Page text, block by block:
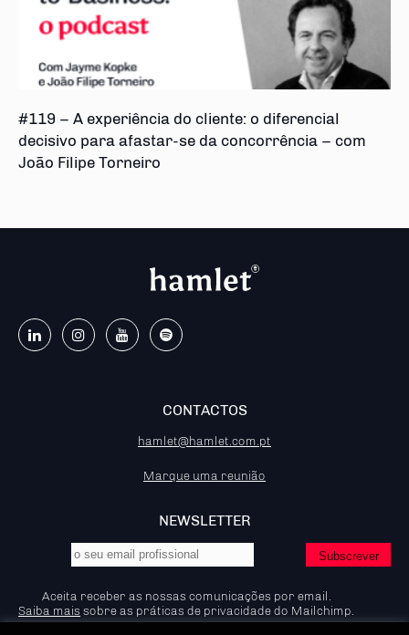
#119 – A experiência do cliente: o diferencial
decisivo para afastar-se da concorrência – com
João Filipe Torneiro
CONTACTOS
hamlet@hamlet.com.pt
Marque uma reunião
NEWSLETTER
Aceita receber as nossas comunicações por email.
Saiba mais sobre as práticas de privacidade do Mailchimp.